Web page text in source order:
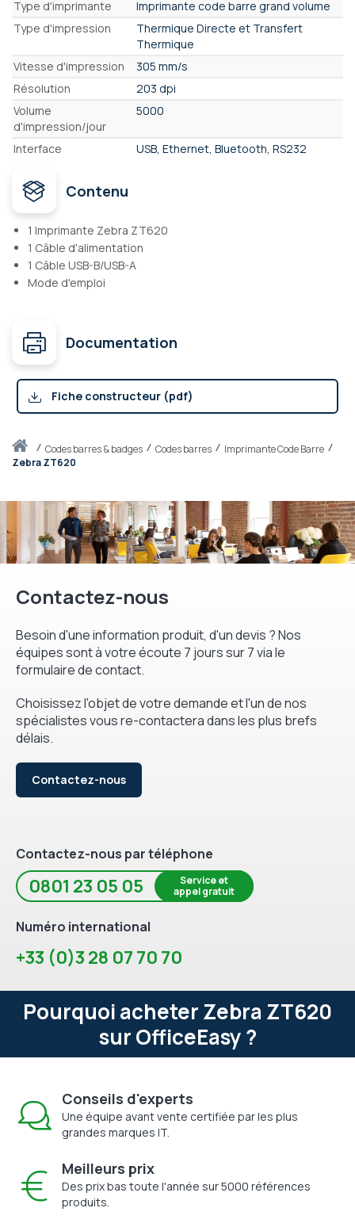
Accueilcodes barres & badges Codes barres
Imprimante Code Barre
Zebra ZT620
Type d'imprimante
Imprimante code barre grand volume
Type d'impression
Thermique Directe et Transfert
Thermique
Vitesse d'impression
305 mm/s
Résolution
203 dpi
Volume
d'impression/jour
5000
Interface USB, Ethernet, Bluetooth, RS232
Contenu
1 Imprimante Zebra ZT620
1 Câble d'alimentation
1 Câble USB-B/USB-A
Mode d'emploi
Documentation
Fiche constructeur (pdf)
Contactez-nous
Besoin d'une information produit, d'un devis ? Nos
équipes sont à votre écoute 7 jours sur 7 via le
formulaire de contact.
Choisissez l'objet de votre demande et l'un de nos
spécialistes vous re-contactera dans les plus brefs
délais.
Contactez-nous
Contactez-nous par téléphone
0801 23 05 05
Service et
appel gratuit
Numéro international
+33 (0)3 28 07 70 70
Pourquoi acheter Zebra ZT620
sur OfficeEasy ?
Conseils d'experts
Une équipe avant vente certifiée par les plus
grandes marques IT.
Meilleurs prix
Des prix bas toute l'année sur 5000 références
produits.